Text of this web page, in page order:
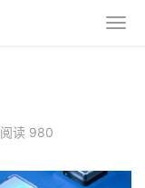
阅读 980